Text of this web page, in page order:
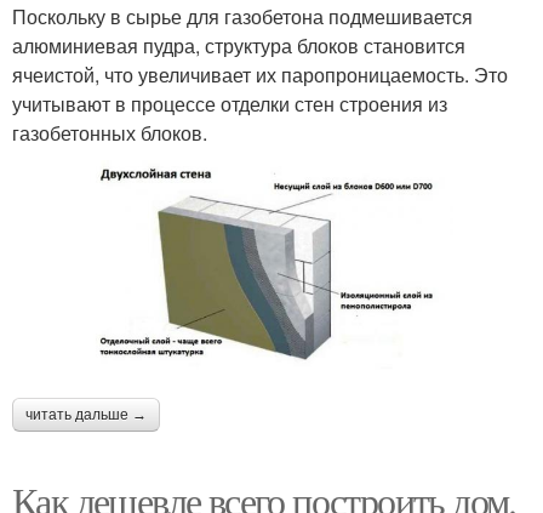
Поскольку в сырье для газобетона подмешивается
алюминиевая пудра, структура блоков становится
ячеистой, что увеличивает их паропроницаемость. Это
учитывают в процессе отделки стен строения из
газобетонных блоков.
читать дальше →
Как дешевле всего построить дом.